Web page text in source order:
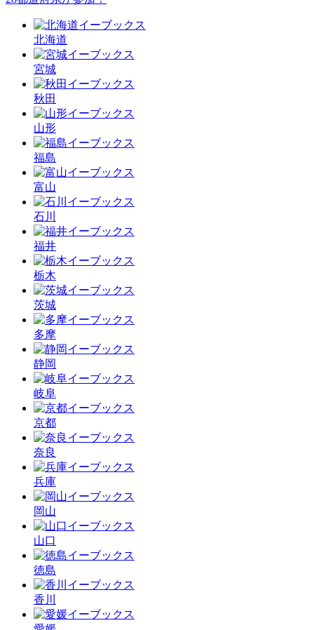
北海道
宮城
秋田
山形
福島
富山
石川
福井
栃木
茨城
多摩
静岡
岐阜
京都
奈良
兵庫
岡山
山口
徳島
香川